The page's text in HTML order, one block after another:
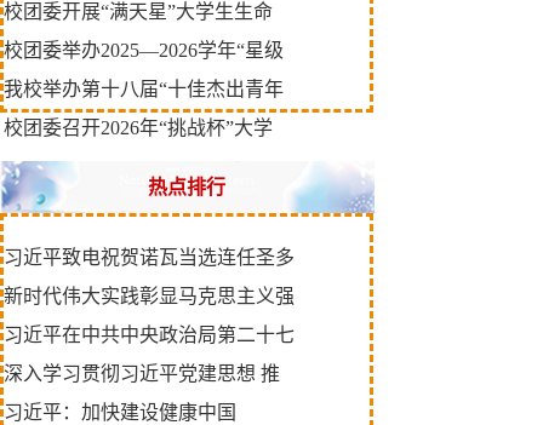
校团委开展“满天星”大学生生命
校团委举办2025—2026学年“星级
我校举办第十八届“十佳杰出青年
校团委召开2026年“挑战杯”大学
热点排行
习近平致电祝贺诺瓦当选连任圣多
新时代伟大实践彰显马克思主义强
习近平在中共中央政治局第二十七
深入学习贯彻习近平党建思想 推
习近平：加快建设健康中国